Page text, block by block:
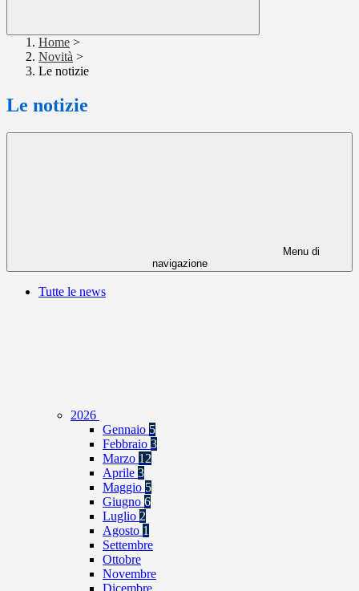
Home >
Novità >
Le notizie
Le notizie
Menu di
navigazione
Tutte le news
2026
Gennaio 5
Febbraio 3
Marzo 12
Aprile 3
Maggio 5
Giugno 6
Luglio 2
Agosto 1
Settembre
Ottobre
Novembre